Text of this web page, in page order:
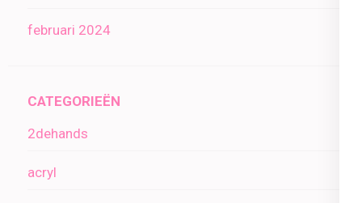
februari 2024
CATEGORIEËN
2dehands
acryl